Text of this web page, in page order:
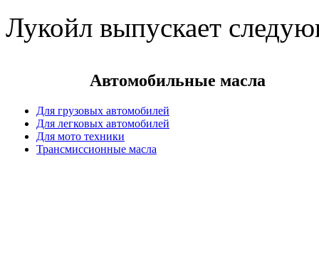
Лукойл выпускает
Автомобильные масла
Для грузовых автомобилей
Для легковых автомобилей
Для мото техники
Трансмиссионные масла